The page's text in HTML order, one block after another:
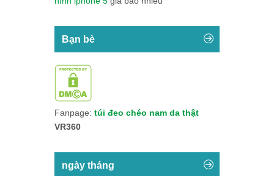
Bạn bè
Fanpage: túi đeo chéo nam da thật
VR360
ngày tháng